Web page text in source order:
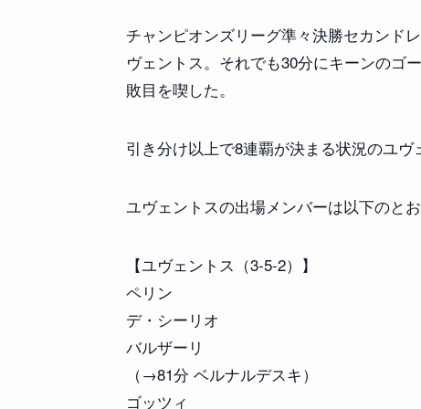
チャンピオンズリーグ準々決勝セカンド
ヴェントス。それでも30分にキーンのゴ
敗目を喫した。
引き分け以上で8連覇が決まる状況のユヴ
ユヴェントスの出場メンバーは以下のとお
【ユヴェントス（3-5-2）】
ペリン
デ・シーリオ
バルザーリ
（→81分 ベルナルデスキ）
ゴッツィ